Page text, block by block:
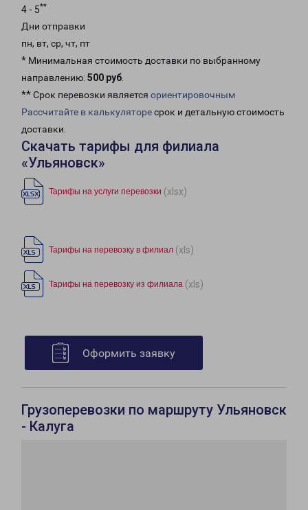
4 - 5**
Дни отправки
пн, вт, ср, чт, пт
* Минимальная стоимость доставки по выбранному
направлению: 500 руб.
** Срок перевозки является ориентировочным
Рассчитайте в калькуляторесрок и детальную стоимость
доставки.
Скачать тарифы для филиала
«Ульяновск»
Тарифы на услуги перевозки (xlsx)
Тарифы на перевозку в филиал (xls)
Тарифы на перевозку из филиала (xls)
Оформить заявку
Грузоперевозки по маршруту Ульяновск
- Калуга